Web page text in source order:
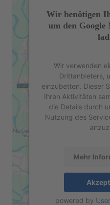
Wir benötigen
um den Google
Wir verwenden
Drittanbieters,
einzubetten. Dieser
Ihren Aktivitäten
die Details durch
Nutzung des
Mehr
powered by